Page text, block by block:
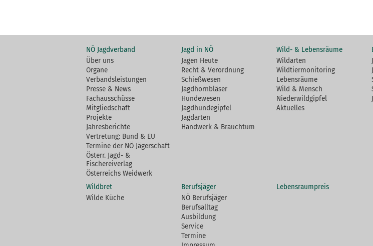
NÖ Jagdverband
Über uns
Organe
Verbandsleistungen
Presse & News
Fachausschüsse
Mitgliedschaft
Projekte
Jahresberichte
Vertretung: Bund & EU
Termine der NÖ Jägerschaft
Österr. Jagd- &
Fischereiverlag
Österreichs Weidwerk
Jagd in NÖ
Jagen Heute
Recht & Verordnung
Schießwesen
Jagdhornbläser
Hundewesen
Jagdhundegipfel
Jagdarten
Handwerk & Brauchtum
Wild- & Lebensräume
Wildarten
Wildtiermonitoring
Lebensräume
Wild & Mensch
Niederwildgipfel
Aktuelles
Wildbret
Wilde Küche
Berufsjäger
NÖ Berufsjäger
Berufsalltag
Ausbildung
Service
Termine
Lebensraumpreis